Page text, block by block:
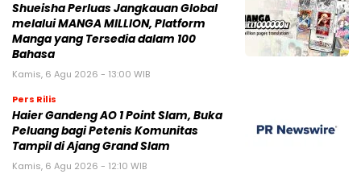
Shueisha Perluas Jangkauan Global
melalui MANGA MILLION, Platform
Manga yang Tersedia dalam 100
Bahasa
Kamis, 6 Agu 2026 - 13:00 WIB
Pers Rilis
Haier Gandeng AO 1 Point Slam, Buka
Peluang bagi Petenis Komunitas
Tampil di Ajang Grand Slam
Kamis, 6 Agu 2026 - 12:10 WIB